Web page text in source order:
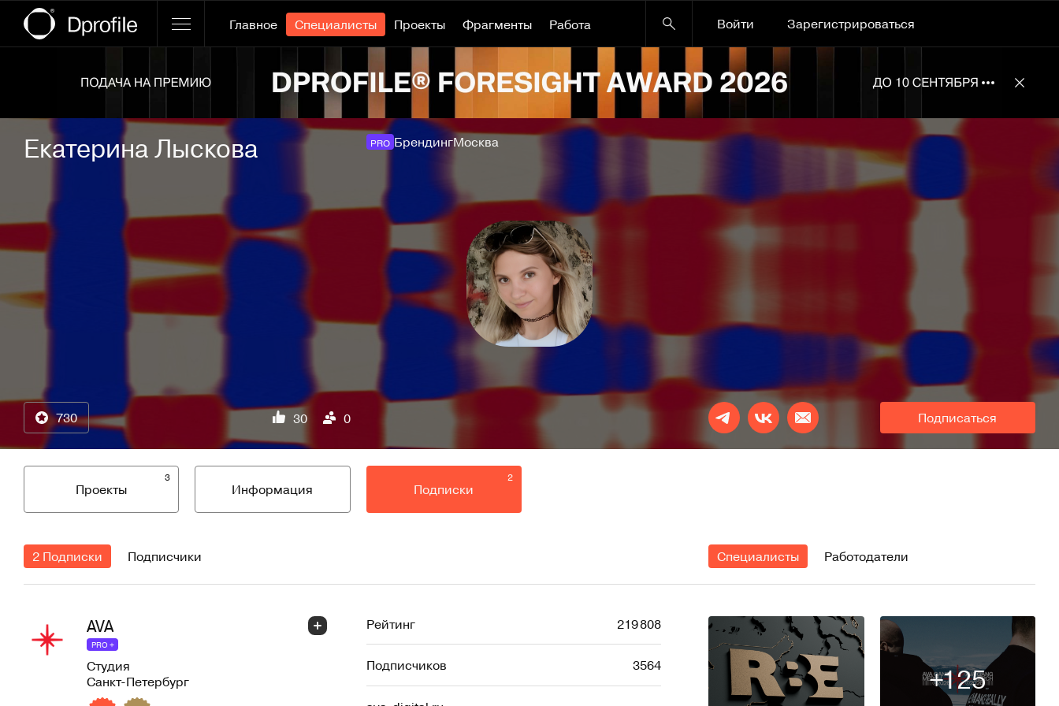
Главное Специалисты Проекты Фрагменты Работа Войти
Зарегистрироваться
Екатерина Лыскова PRO БрендингМосква
730 30 0 Подписаться
3
Проекты Информация
2
Подписки
2 Подписки Подписчики Специалисты Работодатели
AVA
PRO +
Студия
Санкт-Петербург
Рейтинг 219 808
Подписчиков 3564 +125